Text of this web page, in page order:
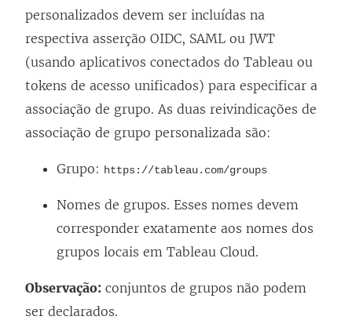
personalizados devem ser incluídas na
respectiva asserção OIDC, SAML ou JWT
(usando aplicativos conectados do Tableau ou
tokens de acesso unificados) para especificar a
associação de grupo. As duas reivindicações de
associação de grupo personalizada são:
Grupo: https://tableau.com/groups
Nomes de grupos. Esses nomes devem
corresponder exatamente aos nomes dos
grupos locais em Tableau Cloud.
Observação: conjuntos de grupos não podem
ser declarados.